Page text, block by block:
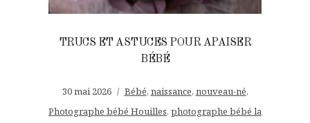
TRUCS ET ASTUCES POUR APAISER
BÉBÉ
30 mai 2026 Bébé, naissance, nouveau-né,
Photographe bébé Houilles, photographe bébé la